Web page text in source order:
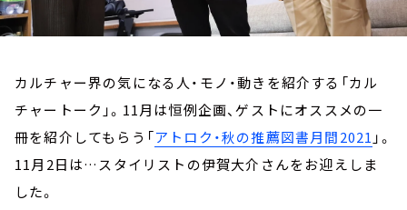
カルチャー界の気になる人・モノ・動きを紹介する「カル
チャートーク」。11月は恒例企画、ゲストにオススメの一
冊を紹介してもらう「アトロク・秋の推薦図書月間2021 」。
11月2日は…スタイリストの伊賀大介さんをお迎えしま
した。